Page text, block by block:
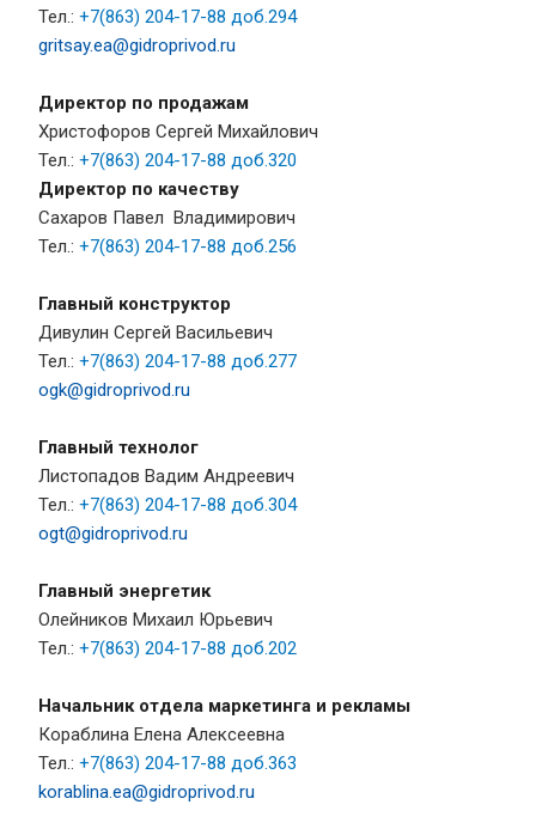
Тел.: +7(863) 204-17-88 доб.294
gritsay.ea@gidroprivod.ru
Директор по продажам
Христофоров Сергей Михайлович
Тел.: +7(863) 204-17-88 доб.320
Директор по качеству
Сахаров Павел Владимирович
Тел.: +7(863) 204-17-88 доб.256
Главный конструктор
Дивулин Сергей Васильевич
Тел.: +7(863) 204-17-88 доб.277
ogk@gidroprivod.ru
Главный технолог
Листопадов Вадим Андреевич
Тел.: +7(863) 204-17-88 доб.304
ogt@gidroprivod.ru
Главный энергетик
Олейников Михаил Юрьевич
Тел.: +7(863) 204-17-88 доб.202
Начальник отдела маркетинга и рекламы
Кораблина Елена Алексеевна
Тел.: +7(863) 204-17-88 доб.363
korablina.ea@gidroprivod.ru